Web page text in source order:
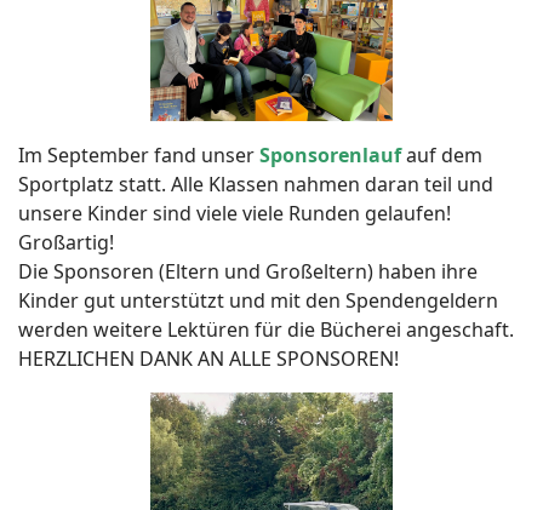
Im September fand unserSponsorenlaufauf dem
Sportplatz statt. Alle Klassen nahmen daran teil und
unsere Kinder sind viele viele Runden gelaufen!
Großartig!
Die Sponsoren (Eltern und Großeltern) haben ihre
Kinder gut unterstützt und mit den Spendengeldern
werden weitere Lektüren für die Bücherei angeschaft.
HERZLICHEN DANK AN ALLE SPONSOREN!